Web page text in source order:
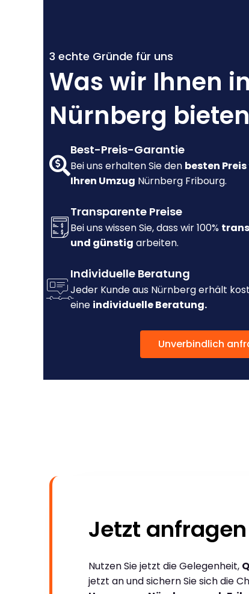
3 echte Gründe für uns
Was wir Ihnen in
Nürnberg
Best-Preis-Garantie
Bei uns erhalten Sie den besten
Ihren Umzug Nürnberg Fribourg.
Transparente Preise
Bei uns wissen Sie, dass wir 100%
und günstig arbeiten.
Individuelle Beratung
Jeder Kunde aus Nürnberg erhält
eine individuelle Beratung.
Unverbindlich
Jetzt
Nutzen Sie jetzt die Gelegenheit,
jetzt an und sichern Sie sich die